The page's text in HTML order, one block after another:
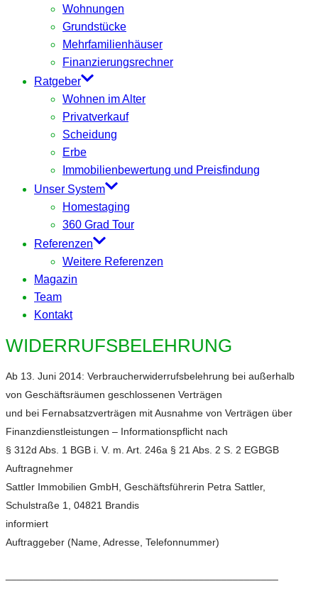
Wohnungen
Grundstücke
Mehrfamilienhäuser
Finanzierungsrechner
Ratgeber
Wohnen im Alter
Privatverkauf
Scheidung
Erbe
Immobilienbewertung und Preisfindung
Unser System
Homestaging
360 Grad Tour
Referenzen
Weitere Referenzen
Magazin
Team
Kontakt
WIDERRUFSBELEHRUNG
Ab 13. Juni 2014: Verbraucherwiderrufsbelehrung bei außerhalb
von Geschäftsräumen geschlossenen Verträgen
und bei Fernabsatzverträgen mit Ausnahme von Verträgen über
Finanzdienstleistungen – Informationspflicht nach
§ 312d Abs. 1 BGB i. V. m. Art. 246a § 21 Abs. 2 S. 2 EGBGB
Auftragnehmer
Sattler Immobilien GmbH, Geschäftsführerin Petra Sattler,
Schulstraße 1, 04821 Brandis
informiert
Auftraggeber (Name, Adresse, Telefonnummer)